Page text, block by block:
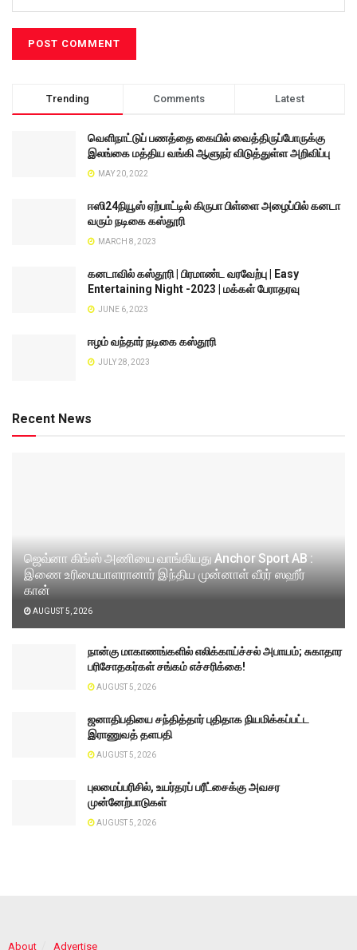
Trending Comments Latest
வெளிநாட்டுப் பணத்தை கையில் வைத்திருப்போருக்கு
இலங்கை மத்திய வங்கி ஆளுநர் விடுத்துள்ள அறிவிப்பு
MAY 20, 2022
ஈஸி24நியூஸ் ஏற்பாட்டில் கிருபா பிள்ளை அழைப்பில் கனடா
வரும் நடிகை கஸ்தூரி
MARCH 8, 2023
கனடாவில் கஸ்தூரி | பிரமாண்ட வரவேற்பு | Easy
Entertaining Night -2023 | மக்கள் பேராதரவு
JUNE 6, 2023
ஈழம் வந்தார் நடிகை கஸ்தூரி
JULY 28, 2023
Recent News
ஜெவ்னா கிங்ஸ் அணியை வாங்கியது Anchor Sport AB :
இணை உரிமையாளரானார் இந்திய முன்னாள் வீரர் ஸஹீர்
கான்
AUGUST 5, 2026
நான்கு மாகாணங்களில் எலிக்காய்ச்சல் அபாயம்; சுகாதார
பரிசோதகர்கள் சங்கம் எச்சரிக்கை!
AUGUST 5, 2026
ஜனாதிபதியை சந்தித்தார் புதிதாக நியமிக்கப்பட்ட
இராணுவத் தளபதி
AUGUST 5, 2026
புலமைப்பரிசில், உயர்தரப் பரீட்சைக்கு அவசர
முன்னேற்பாடுகள்
AUGUST 5, 2026
About Advertise